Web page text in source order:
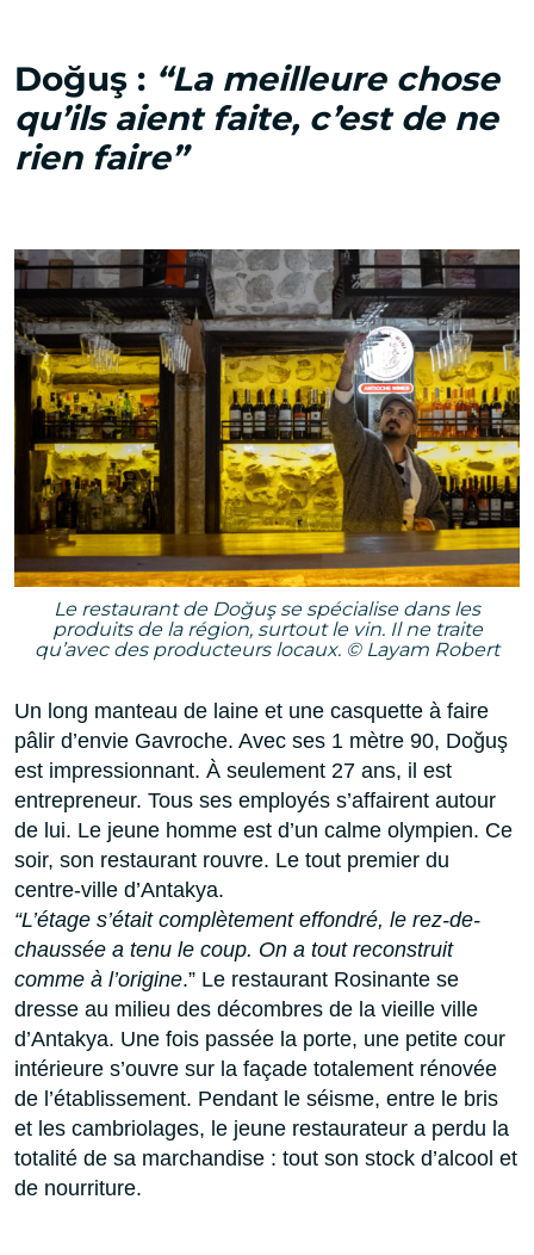
Doğuş : “La meilleure chose
qu’ils aient faite, c’est de ne
rien faire”
Le restaurant de Doğuş se spécialise dans les
produits de la région, surtout le vin. Il ne traite
qu’avec des producteurs locaux. © Layam Robert
Un long manteau de laine et une casquette à faire
pâlir d’envie Gavroche. Avec ses 1 mètre 90, Doğuş
est impressionnant. À seulement 27 ans, il est
entrepreneur. Tous ses employés s’affairent autour
de lui. Le jeune homme est d’un calme olympien. Ce
soir, son restaurant rouvre. Le tout premier du
centre-ville d’Antakya.
“L’étage s’était complètement effondré, le rez-de-
chaussée a tenu le coup. On a toutreconstruit
comme à l’origine.” Le restaurant Rosinante se
dresse au milieu des décombres de la vieille ville
d’Antakya. Une fois passée la porte, une petite cour
intérieure s’ouvre sur la façade totalement rénovée
de l’établissement. Pendant le séisme, entre le bris
et les cambriolages, le jeune restaurateur a perdu la
totalité de sa marchandise : tout son stock d’alcool et
de nourriture.